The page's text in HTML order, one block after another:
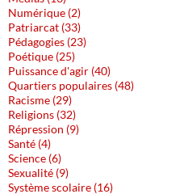
Numérique (2)
Patriarcat (33)
Pédagogies (23)
Poétique (25)
Puissance d'agir (40)
Quartiers populaires (48)
Racisme (29)
Religions (32)
Répression (9)
Santé (4)
Science (6)
Sexualité (9)
Système scolaire (16)